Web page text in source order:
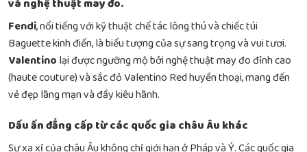
và nghệ thuật may đo.
Fendi, nổi tiếng với kỹ thuật chế tác lông thú và chiếc túi
Baguette kinh điển, là biểu tượng của sự sang trọng và vui tươi.
Valentino lại được ngưỡng mộ bởi nghệ thuật may đo đỉnh cao
(haute couture) và sắc đỏ Valentino Red huyền thoại, mang đến
vẻ đẹp lãng mạn và đầy kiêu hãnh.
Dấu ấn đẳng cấp từ các quốc gia châu Âu khác
Sự xa xỉ của châu Âu không chỉ giới hạn ở Pháp và Ý. Các quốc gia